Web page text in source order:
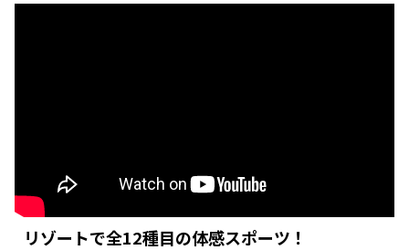
リゾートで全12種目の体感スポーツ！